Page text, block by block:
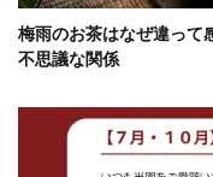
梅雨のお茶はなぜ違って
不思議な関係